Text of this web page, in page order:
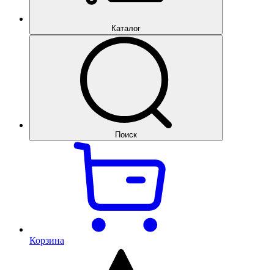
Каталог
Поиск
Корзина